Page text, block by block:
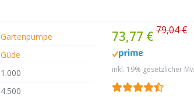
73,77 €79,04 €
inkl. 19% gesetzlicher
Gartenpumpe
Güde
1.000
4.500